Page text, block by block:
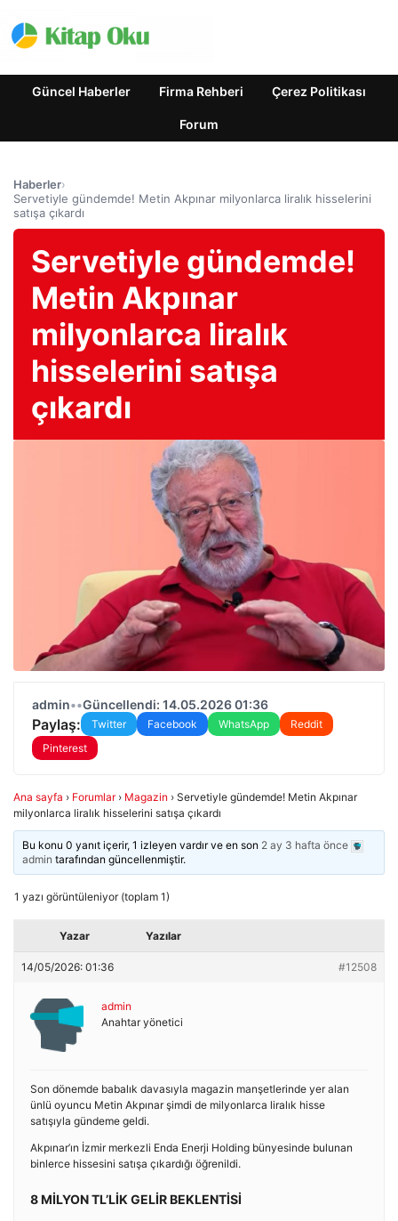
Güncel Haberler Firma Rehberi Çerez Politikası
Forum
Haberler›
Servetiyle gündemde! Metin Akpınar milyonlarca liralık hisselerini
satışa çıkardı
Servetiyle gündemde!
Metin Akpınar
milyonlarca liralık
hisselerini satışa
çıkardı
admin••Güncellendi: 14.05.2026 01:36
Paylaş: Twitter Facebook WhatsApp
Reddit
Pinterest
Ana sayfa › Forumlar › Magazin › Servetiyle gündemde! Metin Akpınar
milyonlarca liralık hisselerini satışa çıkardı
Bu konu 0 yanıt içerir, 1 izleyen vardır ve en son 2 ay 3 hafta önce
admin tarafından güncellenmiştir.
1 yazı görüntüleniyor (toplam 1)
Yazar Yazılar
14/05/2026: 01:36 #12508
admin
Anahtar yönetici
Son dönemde babalık davasıyla magazin manşetlerinde yer alan
ünlü oyuncu Metin Akpınar şimdi de milyonlarca liralık hisse
satışıyla gündeme geldi.
Akpınar’ın İzmir merkezli Enda Enerji Holding bünyesinde bulunan
binlerce hissesini satışa çıkardığı öğrenildi.
8 MİLYON TL’LİK GELİR BEKLENTİSİ